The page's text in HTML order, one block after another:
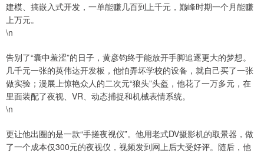
建模、搞嵌入式开发，一单能赚几百到上千元，巅峰时期一个月能赚
上万元。
\n
告别了“囊中羞涩”的日子，黄彦钧终于能放开手脚追逐更大的梦想。
几千元一张的英伟达开发板，他怕弄坏学校的设备，就自己买了一张
做实验；漫展上惊艳众人的二次元“狼头”头盔，他花了一万多元，在
里面装配了夜视、VR、动态捕捉和机械表情系统。
\n
更让他出圈的是一款“手搓夜视仪”。他用老式DV摄影机的取景器，做
了一个成本仅300元的夜视仪，视频发到网上后大受好评。随后，他